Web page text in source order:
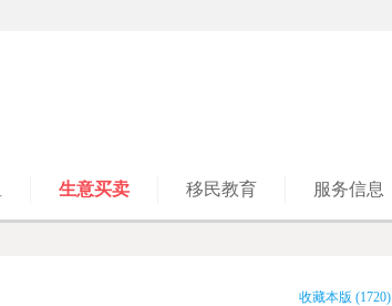
生意买卖 移民教育 服务信息
收藏本版 (1720)